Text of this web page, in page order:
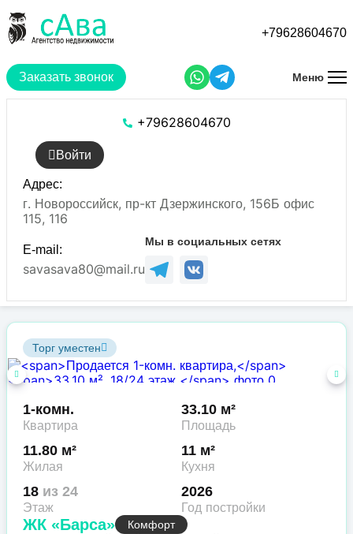
основному
Заказать звонок
+79628604670
Меню
+79628604670
Войти
Адрес:
г. Новороссийск, пр-кт Дзержинского, 156Б офис
115, 116
E-mail:
savasava80@mail.ru
Мы в социальных сетях
Торг уместен
1-комн.
Квартира
33.10 м²
Площадь
11.80 м²
Жилая
11 м²
Кухня
18 из 24
Этаж
2026
Год постройки
ЖК «Барса»
Комфорт